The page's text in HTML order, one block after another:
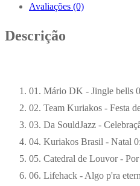
Avaliações (0)
Descrição
01. Mário DK - Jingle bells
02. Team Kuriakos - Festa
03. Da SouldJazz -
04. Kuriakos Brasil - Natal
05. Catedral de Louvor -
06. Lifehack - Algo p'ra